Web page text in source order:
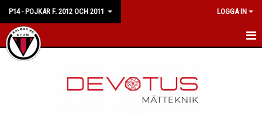
P14 - POJKAR F. 2012 OCH 2011 LOGGA IN
HEM